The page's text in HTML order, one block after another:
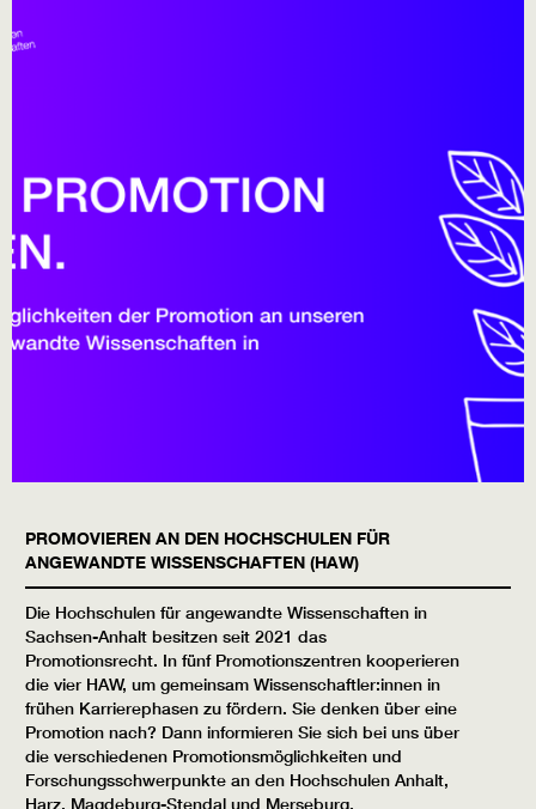
PROMOVIEREN AN DEN HOCHSCHULEN FÜR
ANGEWANDTE WISSENSCHAFTEN (HAW)
Die Hochschulen für angewandte Wissenschaften in
Sachsen-Anhalt besitzen seit 2021 das
Promotionsrecht. In fünf Promotionszentren kooperieren
die vier HAW, um gemeinsam Wissenschaftler:innen in
frühen Karrierephasen zu fördern. Sie denken über eine
Promotion nach? Dann informieren Sie sich bei uns über
die verschiedenen Promotionsmöglichkeiten und
Forschungsschwerpunkte an den Hochschulen Anhalt,
Harz, Magdeburg-Stendal und Merseburg.